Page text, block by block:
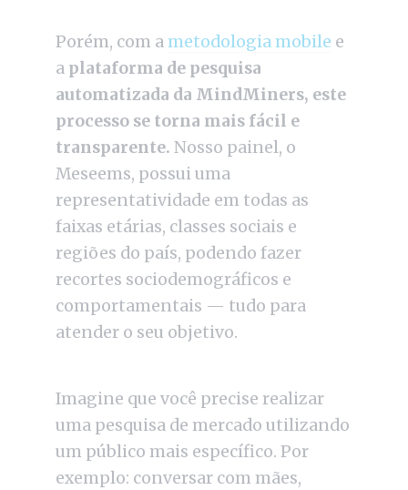
Porém, com ametodologia mobile e
a plataforma de pesquisa
automatizada da MindMiners, este
processo se torna mais fácil e
transparente. Nosso painel, o
Meseems, possui uma
representatividade em todas as
faixas etárias, classes sociais e
regiões do país, podendo fazer
recortes sociodemográficos e
comportamentais — tudo para
atender o seu objetivo.
Imagine que você precise realizar
uma pesquisa de mercado utilizando
um público mais específico. Por
exemplo: conversar com mães,